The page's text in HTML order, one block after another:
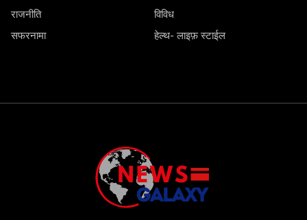
राजनीति
विविध
सफरनामा
हेल्थ- लाइफ़ स्टाईल